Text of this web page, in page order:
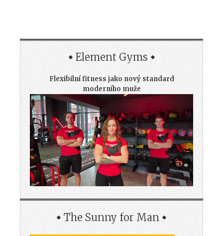
Element Gyms
Flexibilní fitness jako nový standard
moderního muže
The Sunny for Man